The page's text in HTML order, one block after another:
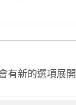
有新的選項展開